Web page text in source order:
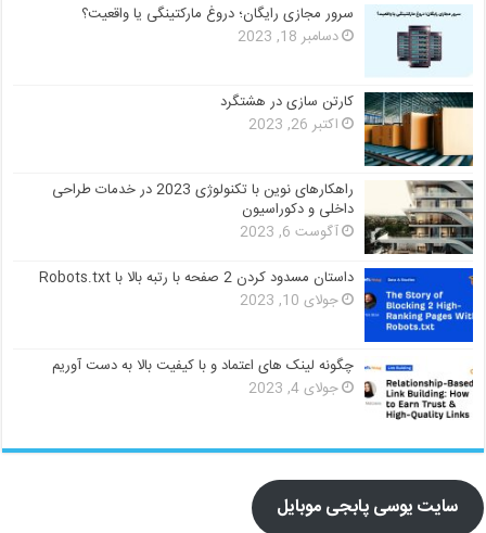
سرور مجازی رایگان؛ دروغ مارکتینگی یا واقعیت؟
دسامبر 18, 2023
کارتن سازی در هشتگرد
اکتبر 26, 2023
راهکارهای نوین با تکنولوژی 2023 در خدمات طراحی
داخلی و دکوراسیون
آگوست 6, 2023
داستان مسدود کردن 2 صفحه با رتبه بالا با Robots.txt
جولای 10, 2023
چگونه لینک های اعتماد و با کیفیت بالا به دست آوریم
جولای 4, 2023
سایت یوسی پابجی موبایل